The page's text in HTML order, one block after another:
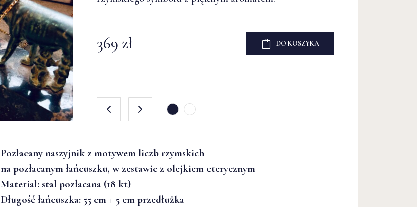
rzymskiego symbolu z pięknym aromatem.
369 zł DO KOSZYKA
369 zł DO KOSZYKA
Pozłacany naszyjnik z motywem liczb rzymskich
na pozłacanym łańcuszku, w zestawie z olejkiem eterycznym
Materiał: stal pozłacana (18 kt)
Długość łańcuszka: 55 cm + 5 cm przedłużka